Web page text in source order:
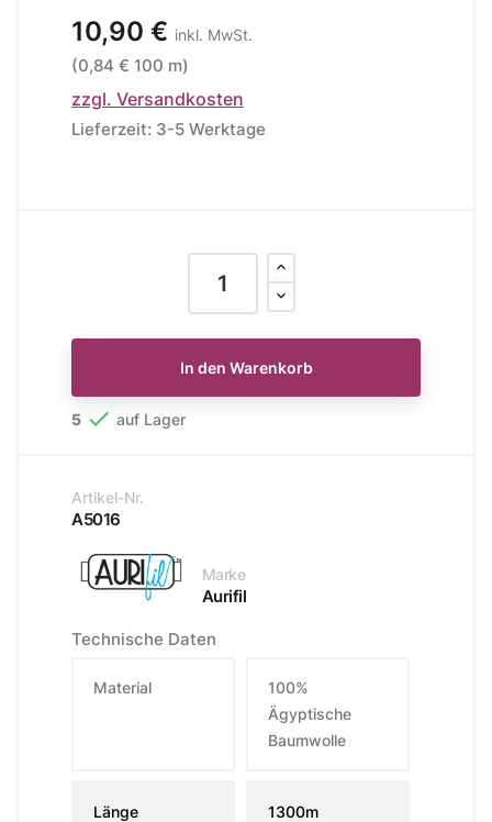
10,90 € inkl. MwSt.
(0,84 € 100 m)
zzgl. Versandkosten
Lieferzeit: 3-5 Werktage
In den Warenkorb
5  auf Lager
Artikel-Nr.
A5016
Marke
Aurifil
Technische Daten
Material
100%
Ägyptische
Baumwolle
Länge 1300m